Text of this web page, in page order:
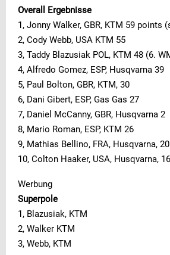
Overall Ergebnisse
1, Jonny Walker, GBR, KTM 59 points
2, Cody Webb, USA KTM 55
3, Taddy Blazusiak POL, KTM 48 (6.
4, Alfredo Gomez, ESP, Husqvarna 39
5, Paul Bolton, GBR, KTM, 30
6, Dani Gibert, ESP, Gas Gas 27
7, Daniel McCanny, GBR, Husqvarna 2
8, Mario Roman, ESP, KTM 26
9, Mathias Bellino, FRA, Husqvarna, 20
10, Colton Haaker, USA, Husqvarna, 16
Werbung
Superpole
1, Blazusiak, KTM
2, Walker KTM
3, Webb, KTM